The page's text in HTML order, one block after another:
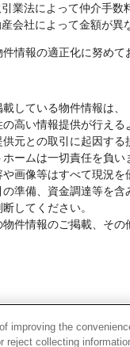
業法によって仲介手数
会社によって金額が異
情報の適正化に努めて
載している物件情報は
高い情報提供が行え
元との取引に起因す
ームは一切責任を負い
画像等はすべて現況を
準備、資金調達等を
してください。
物件情報のご掲載、そ
ションが含まれていま
improving the
collecting